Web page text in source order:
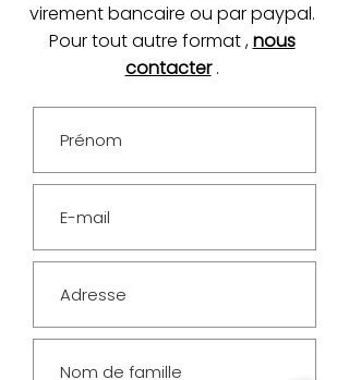
virement bancaire ou par paypal.
Pour tout autre format ,nous
contacter.